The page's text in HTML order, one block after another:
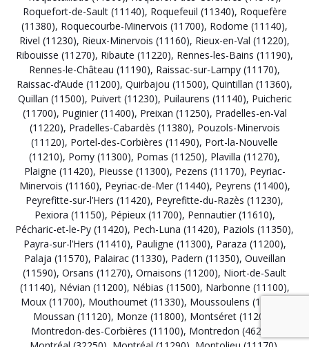
Roquefort-de-Sault (11140), Roquefeuil (11340), Roquefère
(11380), Roquecourbe-Minervois (11700), Rodome (11140),
Rivel (11230), Rieux-Minervois (11160), Rieux-en-Val (11220),
Ribouisse (11270), Ribaute (11220), Rennes-les-Bains (11190),
Rennes-le-Château (11190), Raissac-sur-Lampy (11170),
Raissac-d’Aude (11200), Quirbajou (11500), Quintillan (11360),
Quillan (11500), Puivert (11230), Puilaurens (11140), Puicheric
(11700), Puginier (11400), Preixan (11250), Pradelles-en-Val
(11220), Pradelles-Cabardès (11380), Pouzols-Minervois
(11120), Portel-des-Corbières (11490), Port-la-Nouvelle
(11210), Pomy (11300), Pomas (11250), Plavilla (11270),
Plaigne (11420), Pieusse (11300), Pezens (11170), Peyriac-
Minervois (11160), Peyriac-de-Mer (11440), Peyrens (11400),
Peyrefitte-sur-l’Hers (11420), Peyrefitte-du-Razès (11230),
Pexiora (11150), Pépieux (11700), Pennautier (11610),
Pécharic-et-le-Py (11420), Pech-Luna (11420), Paziols (11350),
Payra-sur-l’Hers (11410), Pauligne (11300), Paraza (11200),
Palaja (11570), Palairac (11330), Padern (11350), Ouveillan
(11590), Orsans (11270), Ornaisons (11200), Niort-de-Sault
(11140), Névian (11200), Nébias (11500), Narbonne (11100),
Moux (11700), Mouthoumet (11330), Moussoulens (11170)
Moussan (11120), Monze (11800), Montséret (11200)
Montredon-des-Corbières (11100), Montredon (46270)